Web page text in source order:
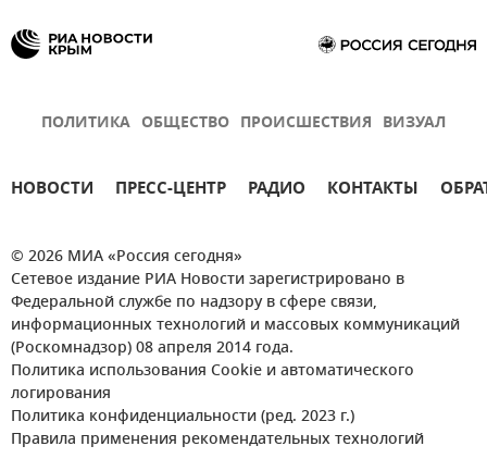
ПОЛИТИКА ОБЩЕСТВО ПРОИСШЕСТВИЯ ВИЗУАЛ
НОВОСТИ ПРЕСС-ЦЕНТР РАДИО КОНТАКТЫ
© 2026 МИА «Россия сегодня»
Сетевое издание РИА Новости зарегистрировано в
Федеральной службе по надзору в сфере связи,
информационных технологий и массовых коммуникаций
(Роскомнадзор) 08 апреля 2014 года.
Политика использования Cookie и автоматического
логирования
Политика конфиденциальности (ред. 2023 г.)
Правила применения рекомендательных технологий